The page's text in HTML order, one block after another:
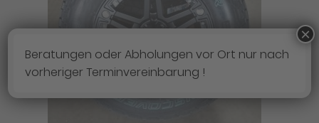
Beratungen oder Abholungen vor Ort nur nach
vorheriger Terminvereinbarung !
×